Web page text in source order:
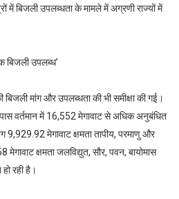
में बिजली उपलब्धता के मामले में अग्रणी राज्यों में
बिजली उपलब्ध’
बिजली मांग और उपलब्धता की भी समीक्षा की गई।
पास वर्तमान में 16,552 मेगावाट से अधिक अनुबंधित
मेगावाट क्षमता तापीय, परमाणु और
क्षमता जलविद्युत, सौर, पवन, बायोमास
रही है।